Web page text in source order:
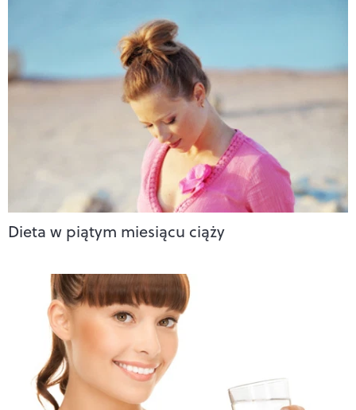
Dieta w piątym miesiącu ciąży